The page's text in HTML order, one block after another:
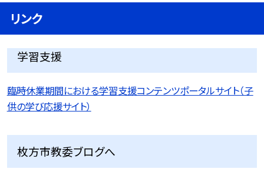
リンク
学習支援
臨時休業期間における学習支援コンテンツポータルサイト（子
供の学び応援サイト）
枚方市教委ブログへ